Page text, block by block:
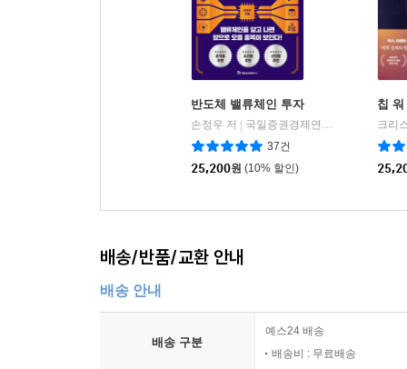
반도체 밸류체인 투자
손정우 저
국일증권경제연구소
37건
25,200원 (10% 할인)
칩 워
크리
배송/반품/교환 안내
배송 안내
배송 구분
예스24 배송
배송비 : 무료배송